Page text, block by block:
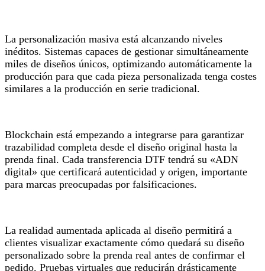
La personalización masiva está alcanzando niveles
inéditos. Sistemas capaces de gestionar simultáneamente
miles de diseños únicos, optimizando automáticamente la
producción para que cada pieza personalizada tenga costes
similares a la producción en serie tradicional.
Blockchain está empezando a integrarse para garantizar
trazabilidad completa desde el diseño original hasta la
prenda final. Cada transferencia DTF tendrá su «ADN
digital» que certificará autenticidad y origen, importante
para marcas preocupadas por falsificaciones.
La realidad aumentada aplicada al diseño permitirá a
clientes visualizar exactamente cómo quedará su diseño
personalizado sobre la prenda real antes de confirmar el
pedido. Pruebas virtuales que reducirán drásticamente